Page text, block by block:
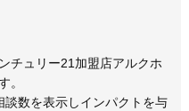
チュリー21加盟店アルクホ
。
談数を表示しインパクトを与